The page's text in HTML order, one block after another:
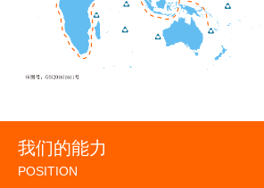
我们的能力
POSITION